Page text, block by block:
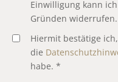
Einwilligung kann
Gründen
Hiermit bestätige
die
habe. *